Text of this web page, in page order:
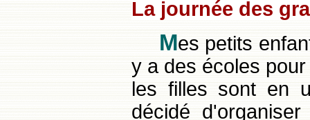
La journée des
Mes petits
y a des écoles
les filles sont en
décidé